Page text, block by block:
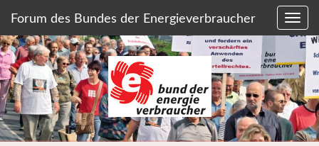
Forum des Bundes der Energieverbraucher